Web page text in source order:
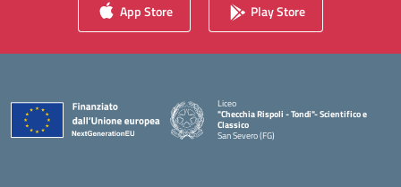
App Store Play Store
Liceo
"Checchia Rispoli - Tondi"- Scientifico e
Classico
San Severo (FG)